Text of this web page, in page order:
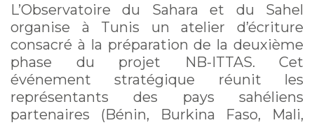
L’Observatoire du Sahara et du Sahel
organise à Tunis un atelier d’écriture
consacré à la préparation de la deuxième
phase du projet NB-ITTAS. Cet
événement stratégique réunit les
représentants des pays sahéliens
partenaires (Bénin, Burkina Faso, Mali,